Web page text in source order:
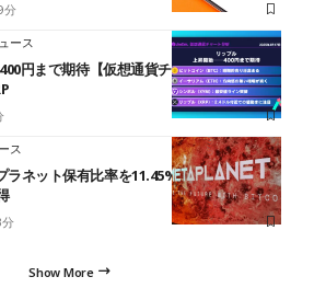
分
ース
円まで期待【仮想通貨チャート分析】
ス
ラネット保有比率を11.45%に拡大──9月17
Show More